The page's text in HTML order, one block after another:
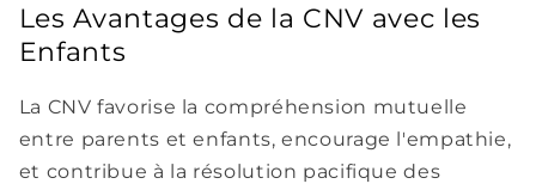
Les Avantages de la CNV avec les
Enfants
La CNV favorise la compréhension mutuelle
entre parents et enfants, encourage l'empathie,
et contribue à la résolution pacifique des